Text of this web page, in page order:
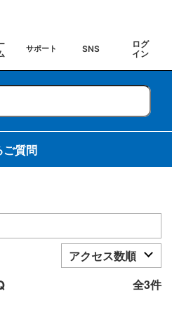
サポート SNS
ログ
イン
ご質問
アクセス数順
全3件